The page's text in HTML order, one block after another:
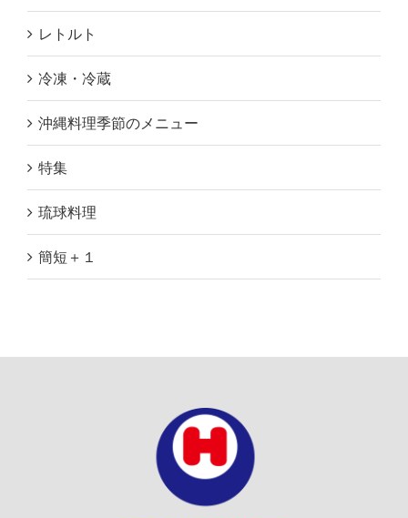
レトルト
冷凍・冷蔵
沖縄料理季節のメニュー
特集
琉球料理
簡短＋１